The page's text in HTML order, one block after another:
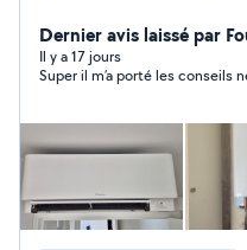
&installation sanitaire
radiateur plancher
service CLIMATISATION Robineterie cumulus
gratuit. TEL :O7 83 05
Dernier avis laissé par
Il y a 17 jours